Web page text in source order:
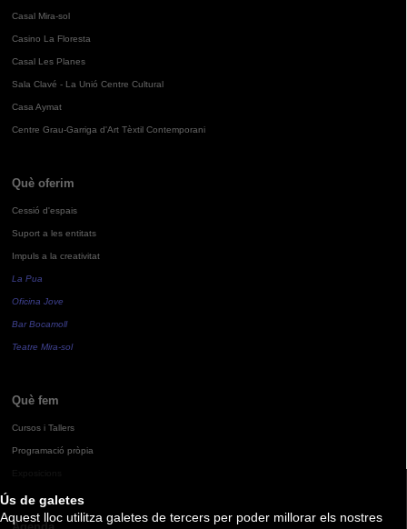
Ús de galetes
Aquest lloc utilitza galetes de tercers per poder millorar els nostres
Casal Mira-sol
Casino La Floresta
Casal Les Planes
Sala Clavé - La Unió Centre Cultural
Casa Aymat
Centre Grau-Garriga d'Art Tèxtil Contemporani
Què oferim
Cessió d'espais
Suport a les entitats
Impuls a la creativitat
La Pua
Oficina Jove
Bar Bocamoll
Teatre Mira-sol
Què fem
Cursos i Tallers
Programació pròpia